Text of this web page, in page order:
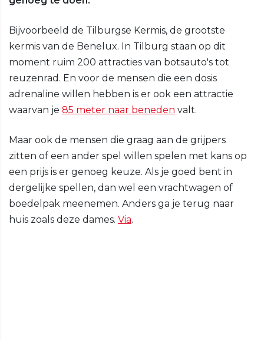
Bijvoorbeeld de Tilburgse Kermis, de grootste
kermis van de Benelux. In Tilburg staan op dit
moment ruim 200 attracties van botsauto's tot
reuzenrad. En voor de mensen die een dosis
adrenaline willen hebben is er ook een attractie
waarvan je 85 meter naar beneden valt.
Maar ook de mensen die graag aan de grijpers
zitten of een ander spel willen spelen met kans op
een prijs is er genoeg keuze. Als je goed bent in
dergelijke spellen, dan wel een vrachtwagen of
boedelpak meenemen. Anders ga je terug naar
huis zoals deze dames. Via.